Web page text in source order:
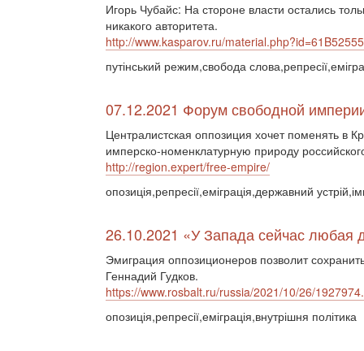
Игорь Чубайс: На стороне власти остались
никакого авторитета.
http://www.kasparov.ru/
путінський режим,свобода
07.12.2021 Форум свободной
Централистская оппозиция хочет поменять в
имперско-номенклатурную природу
http://region.expert/free-empire/
опозиція,репресії,еміграція,державний
26.10.2021 «У Запада сейчас любая
Эмиграция оппозиционеров позволит
Геннадий Гудков.
https://www.rosbalt.ru/russia/2021/10/26/
опозиція,репресії,еміграція,внутрішня політика